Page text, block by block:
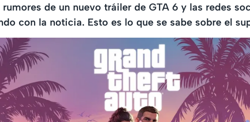
rumores de un nuevo tráiler de GTA 6 y las redes
con la noticia. Esto es lo que se sabe sobre el